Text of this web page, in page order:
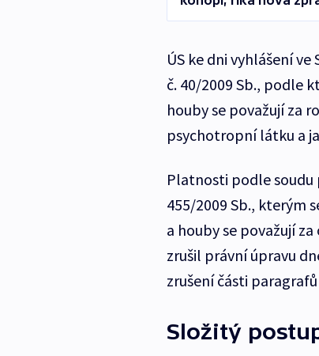
ÚS ke dni vyhlášení
č. 40/2009 Sb., podle
houby se považují za
psychotropní látku a
Platnosti podle soudu
455/2009 Sb., kterým
a houby se považují
zrušil právní úpravu
zrušení části
Složitý